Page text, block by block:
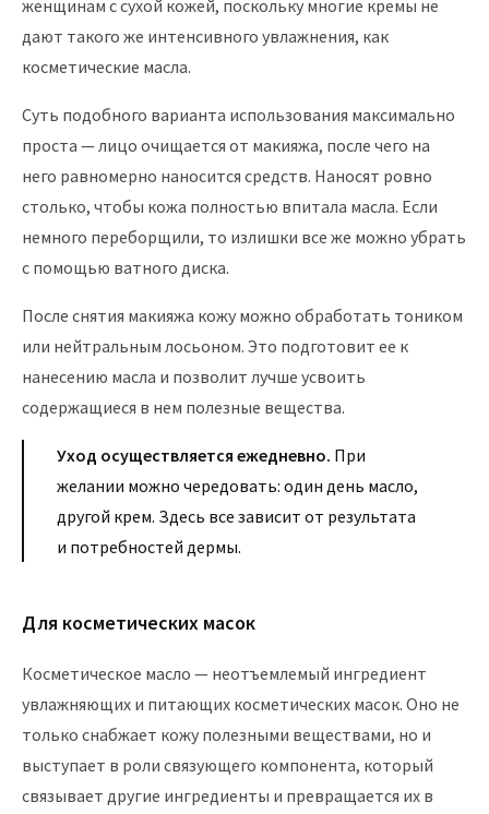
женщинам с сухой кожей, поскольку многие кремы не
дают такого же интенсивного увлажнения, как
косметические масла.
Суть подобного варианта использования максимально
проста — лицо очищается от макияжа, после чего на
него равномерно наносится средств. Наносят ровно
столько, чтобы кожа полностью впитала масла. Если
немного переборщили, то излишки все же можно убрать
с помощью ватного диска.
После снятия макияжа кожу можно обработать тоником
или нейтральным лосьоном. Это подготовит ее к
нанесению масла и позволит лучше усвоить
содержащиеся в нем полезные вещества.
Уход осуществляется ежедневно. При
желании можно чередовать: один день масло,
другой крем. Здесь все зависит от результата
и потребностей дермы.
Для косметических масок
Косметическое масло — неотъемлемый ингредиент
увлажняющих и питающих косметических масок. Оно не
только снабжает кожу полезными веществами, но и
выступает в роли связующего компонента, который
связывает другие ингредиенты и превращается их в